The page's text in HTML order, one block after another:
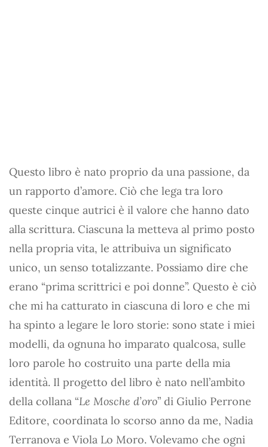
Questo libro è nato proprio da una passione, da
un rapporto d’amore. Ciò che lega tra loro
queste cinque autrici è il valore che hanno dato
alla scrittura. Ciascuna la metteva al primo posto
nella propria vita, le attribuiva un significato
unico, un senso totalizzante. Possiamo dire che
erano “prima scrittrici e poi donne”. Questo è ciò
che mi ha catturato in ciascuna di loro e che mi
ha spinto a legare le loro storie: sono state i miei
modelli, da ognuna ho imparato qualcosa, sulle
loro parole ho costruito una parte della mia
identità. Il progetto del libro è nato nell’ambito
della collana “Le Mosche d’oro” di Giulio Perrone
Editore, coordinata lo scorso anno da me, Nadia
Terranova e Viola Lo Moro. Volevamo che ogni